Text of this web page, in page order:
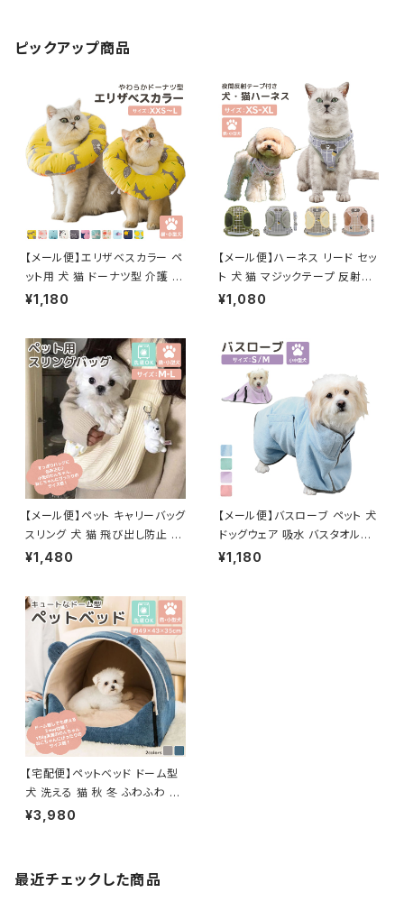
ピックアップ商品
【メール便】エリザベスカラー ペ
ット用 犬 猫 ドーナツ型 介護 ク
ッション ネッカー／pets084
¥1,180
【メール便】ハーネス リード セッ
ト 犬 猫 マジックテープ 反射テ
ープ付き サイズ調整可能／pet
¥1,080
【メール便】ペット キャリーバッグ
スリング 犬 猫 飛び出し防止 抱
っこひも／pets059
¥1,480
【メール便】バスローブ ペット 犬
ドッグウェア 吸水 バスタオル／
pets025
¥1,180
【宅配便】ペットベッド ドーム型
犬 洗える 猫 秋 冬 ふわふわ ／
pets006
¥3,980
最近チェックした商品